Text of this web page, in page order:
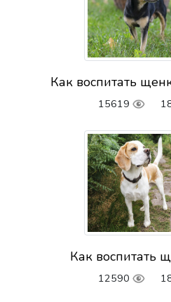
Как воспитать
15619
Как воспитать
12590